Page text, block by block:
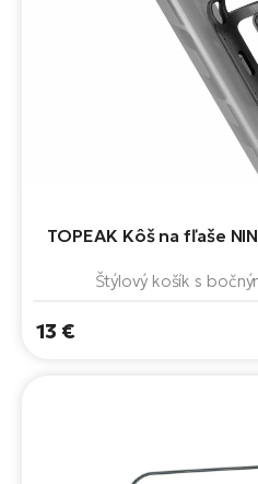
TOPEAK Kôš na fľaše
Štýlový košík s
13 €